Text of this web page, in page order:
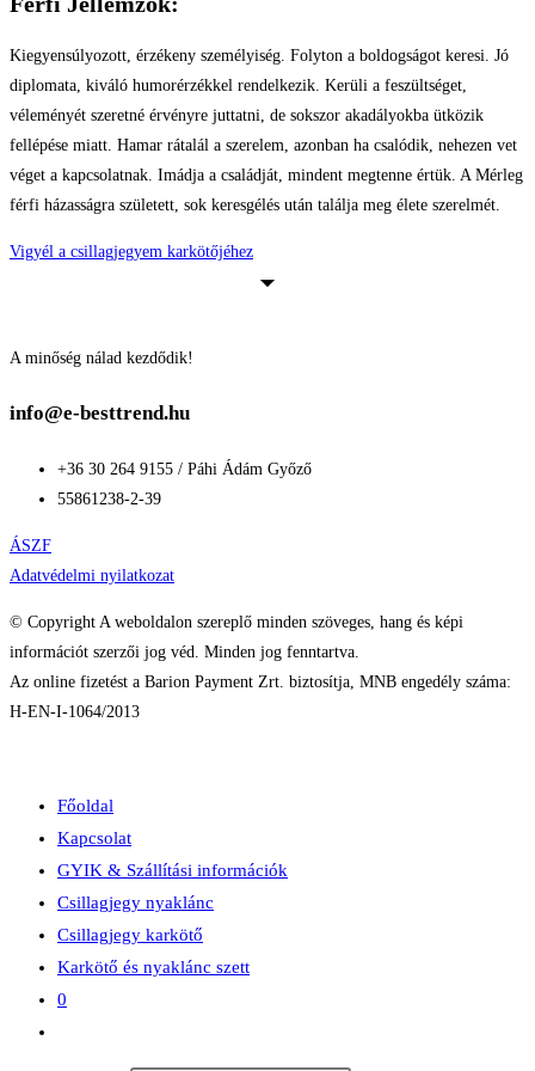
Kiegyensúlyozott, érzékeny személyiség. Folyton a boldogságot keresi. Jó
diplomata, kiváló humorérzékkel rendelkezik. Kerüli a feszültséget,
véleményét szeretné érvényre juttatni, de sokszor akadályokba ütközik
fellépése miatt. Hamar rátalál a szerelem, azonban ha csalódik, nehezen vet
véget a kapcsolatnak. Imádja a családját, mindent megtenne értük. A Mérleg
férfi házasságra született, sok keresgélés után találja meg élete szerelmét.
Vigyél a csillagjegyem karkötőjéhez
A minőség nálad kezdődik!
info@e-besttrend.hu
+36 30 264 9155 / Páhi Ádám Győző
55861238-2-39
ÁSZF
Adatvédelmi nyilatkozat
© Copyright A weboldalon szereplő minden szöveges, hang és képi
információt szerzői jog véd. Minden jog fenntartva.
Az online fizetést a Barion Payment Zrt. biztosítja, MNB engedély száma:
H-EN-I-1064/2013
Főoldal
Kapcsolat
GYIK & Szállítási információk
Csillagjegy nyaklánc
Csillagjegy karkötő
Karkötő és nyaklánc szett
0